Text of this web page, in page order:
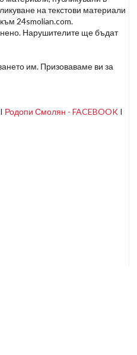
на текстови материали
24smolian.com.
Нарушителите ще бъдат
им. Призоваваме ви за
I Родопи Смолян - FACEBOOK I